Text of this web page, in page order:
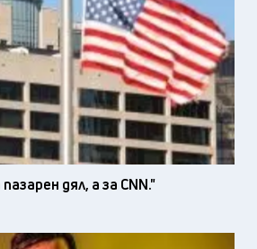
дял, а за CNN."